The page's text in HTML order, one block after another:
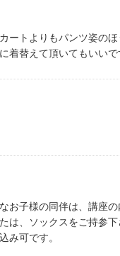
ートよりもパンツ姿のほ
着替えて頂いてもいいで
子様の同伴は、講座の
、ソックスをご持参下
み可です。